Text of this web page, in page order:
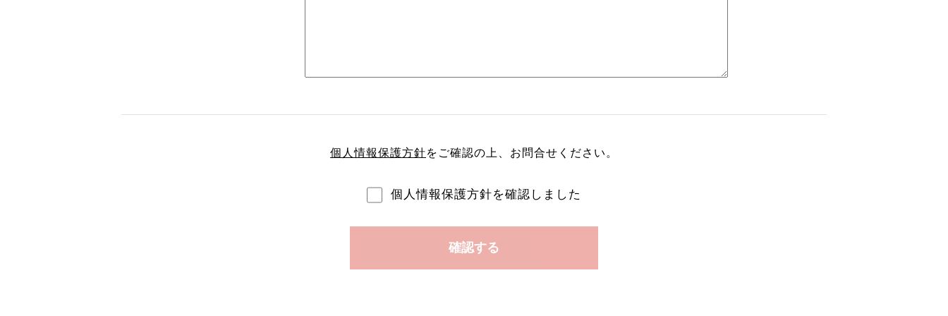
個人情報保護方針をご確認の上、 お問合せください。
個人情報保護方針を確認しました